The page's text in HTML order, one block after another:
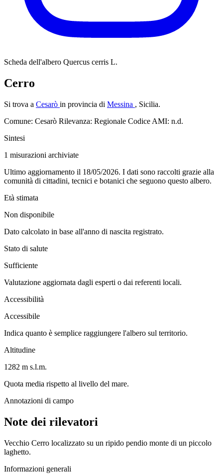
Scheda dell'albero Quercus cerris L.
Cerro
Si trova a Cesarò in provincia di Messina , Sicilia.
Comune: Cesarò Rilevanza: Regionale Codice AMI: n.d.
Sintesi
1 misurazioni archiviate
Ultimo aggiornamento il 18/05/2026. I dati sono raccolti grazie alla
comunità di cittadini, tecnici e botanici che seguono questo albero.
Età stimata
Non disponibile
Dato calcolato in base all'anno di nascita registrato.
Stato di salute
Sufficiente
Valutazione aggiornata dagli esperti o dai referenti locali.
Accessibilità
Accessibile
Indica quanto è semplice raggiungere l'albero sul territorio.
Altitudine
1282 m s.l.m.
Quota media rispetto al livello del mare.
Annotazioni di campo
Note dei rilevatori
Vecchio Cerro localizzato su un ripido pendio monte di un piccolo
laghetto.
Informazioni generali